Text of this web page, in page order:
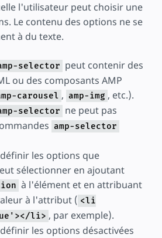
l'utilisateur peut choisir une
Le contenu des options ne se
à du texte.
selector peut contenir des
ou des composants AMP
carousel , amp-img , etc.).
selector ne peut pas
amp-selector
les options que
sélectionner en ajoutant
à l'élément et en attribuant
à l'attribut ( <li
li> , par exemple).
les options désactivées